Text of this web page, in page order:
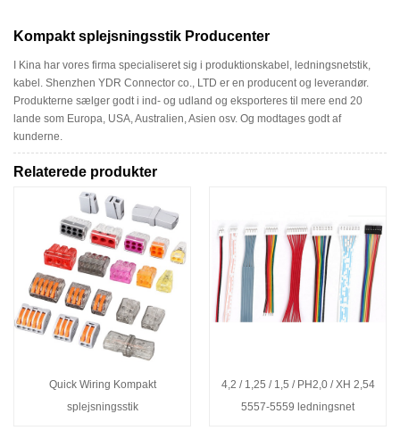
Kompakt splejsningsstik Producenter
I Kina har vores firma specialiseret sig i produktionskabel, ledningsnetstik,
kabel. Shenzhen YDR Connector co., LTD er en producent og leverandør.
Produkterne sælger godt i ind- og udland og eksporteres til mere end 20
lande som Europa, USA, Australien, Asien osv. Og modtages godt af
kunderne.
Relaterede produkter
Quick Wiring Kompakt
splejsningsstik
4,2 / 1,25 / 1,5 / PH2,0 / XH 2,54
5557-5559 ledningsnet